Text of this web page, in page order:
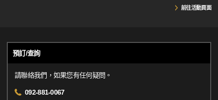
前往活動頁面
預訂/查詢
請聯絡我們，如果您有任何疑問。
092-881-0067